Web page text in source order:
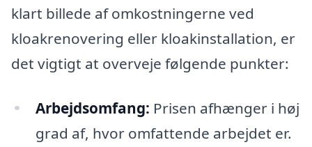
klart billede af omkostningerne ved
kloakrenovering eller kloakinstallation, er
det vigtigt at overveje følgende punkter:
Arbejdsomfang: Prisen afhænger i høj
grad af, hvor omfattende arbejdet er.